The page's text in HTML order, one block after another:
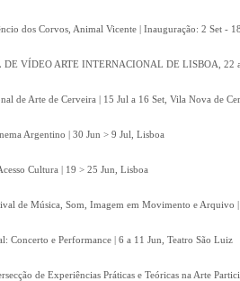
dos Corvos, Animal Vicente | Inauguração: 2 Set -
DE VÍDEO ARTE INTERNACIONAL DE LISBOA, 22
de Arte de Cerveira | 15 Jul a 16 Set, Vila Nova de
Argentino | 30 Jun > 9 Jul, Lisboa
Cultura | 19 > 25 Jun, Lisboa
de Música, Som, Imagem em Movimento e Arquivo
Concerto e Performance | 6 a 11 Jun, Teatro São Luiz
de Experiências Práticas e Teóricas na Arte